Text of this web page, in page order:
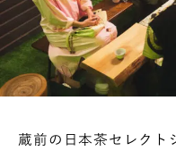
PAUSE & INSPIRE
ファーストプレイスで、お茶を
COLUMN
COLOURS BY
蔵前の日本茶セレクト